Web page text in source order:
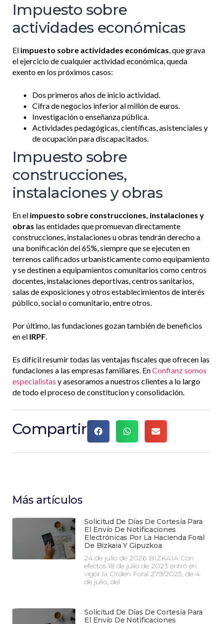
Impuesto sobre
actividades económicas
El impuesto sobre actividades económicas, que grava
el ejercicio de cualquier actividad económica, queda
exento en los próximos casos:
Dos primeros años de inicio actividad.
Cifra de negocios inferior al millón de euros.
Investigación o enseñanza pública.
Actividades pedagógicas, científicas, asistenciales y
de ocupación para discapacitados.
Impuesto sobre
construcciones,
instalaciones y obras
En el impuesto sobre construcciones, instalaciones y
obras las entidades que promuevan directamente
construcciones, instalaciones u obras tendrán derecho a
una bonificación del 65%, siempre que se ejecuten en
terrenos calificados urbanísticamente como equipamiento
y se destinen a equipamientos comunitarios como centros
docentes, instalaciones deportivas, centros sanitarios,
salas de exposiciones y otros establecimientos de interés
público, social o comunitario, entre otros.
Por último, las fundaciones gozan también de beneficios
en el IRPF.
Es difícil resumir todas las ventajas fiscales que ofrecen las
fundaciones a las empresas familiares. EnConfianz somos
especialistas y asesoramos a nuestros clientes a lo largo
de todo el proceso de constitucion y consolidación.
Compartir
Más artículos
Solicitud De Días De Cortesía Para
El Envío De Notificaciones
Electrónicas Por La Hacienda Foral
De Bizkaia Y Gipuzkoa
24 de julio de 2026 BIZKAIA Con
efectos 18 de julio de 2023 entró en
vigor la Orden Foral 279/2023, de 4
de julio, del
Solicitud De Días De Cortesía Para
El Envío De Notificaciones